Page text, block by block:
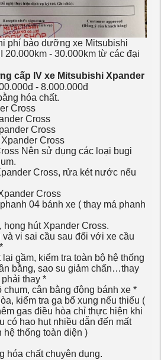
phí bảo dưỡng xe Mitsubishi
20.000km - 30.000km từ các đại
cấp IV xe Mitsubishi Xpander
- 8.000.000đ
hóa chất.
Cross
Cross
Cross
Cross
Nên sử dụng các loại bugi
Cross, rửa két nước nếu
Cross
04 bánh xe ( thay má phanh
hút Xpander Cross.
vi sai cầu sau đối với xe cầu
gầm, kiểm tra toàn bộ hệ thống
bằng, sao su giảm chấn…thay
thay *
cân bằng động bánh xe *
kiểm tra ga bổ xung nếu thiếu (
gas điều hòa chỉ thực hiện khi
có hao hụt nhiều dẫn đến mất
hệ thống toàn diện )
hóa chất chuyên dụng.